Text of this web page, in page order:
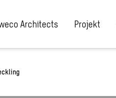
Architects Projekt